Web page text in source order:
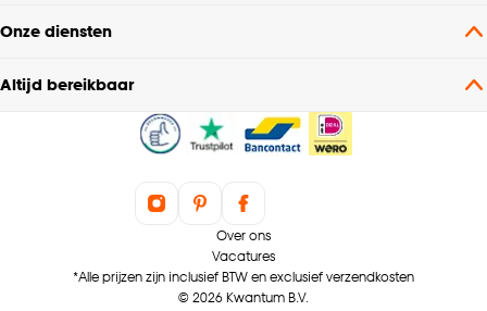
Onze diensten
Altijd bereikbaar
Over ons
Vacatures
*Alle prijzen zijn inclusief BTW en exclusief verzendkosten
© 2026 Kwantum B.V.